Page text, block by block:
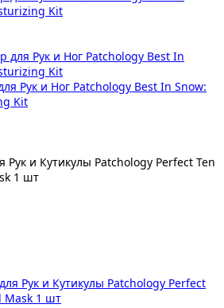
Рук и Ног Patchology Best In Snow:
Kit
Рук и Кутикулы Patchology Perfect Ten
1 шт